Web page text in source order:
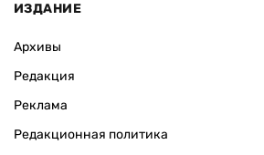
ИЗДАНИЕ
Архивы
Редакция
Реклама
Редакционная политика